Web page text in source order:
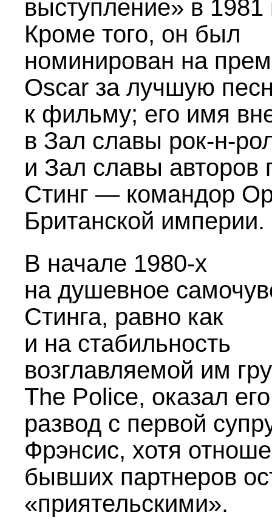
выступление» в 1981
Кроме того, он был
номинирован на
Oscar за лучшую
к фильму; его имя
в Зал славы рок-н-
и Зал славы авторов
Стинг — командор
Британской империи.
В начале 1980-х
на душевное
Стинга, равно как
и на стабильность
возглавляемой им
The Police, оказал его
развод с первой
Фрэнсис, хотя
бывших партнеров
«приятельскими».